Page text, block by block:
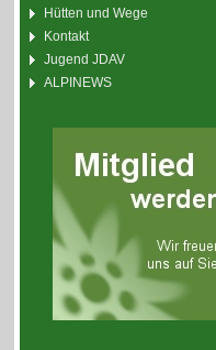
Hütten und Wege
Kontakt
Jugend JDAV
ALPINEWS